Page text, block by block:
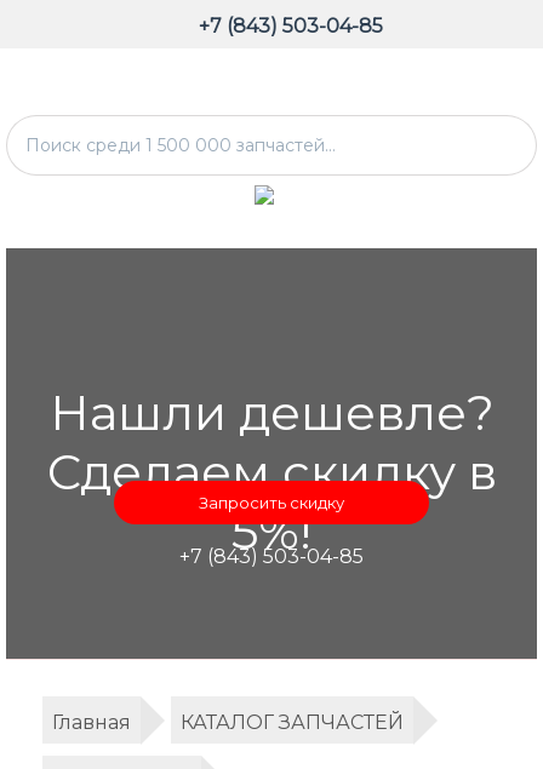
+7 (843) 503-04-85
Нашли дешевле?
Сделаем скидку в
5%!
Запросить скидку
+7 (843) 503-04-85
Главная КАТАЛОГ ЗАПЧАСТЕЙ